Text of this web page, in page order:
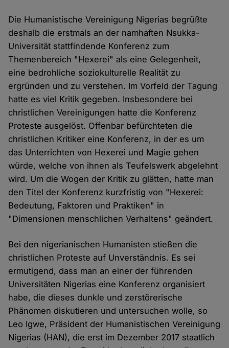
Die Humanistische Vereinigung Nigerias begrüßte
deshalb die erstmals an der namhaften Nsukka-
Universität stattfindende Konferenz zum
Themenbereich "Hexerei" als eine Gelegenheit,
eine bedrohliche soziokulturelle Realität zu
ergründen und zu verstehen. Im Vorfeld der Tagung
hatte es viel Kritik gegeben. Insbesondere bei
christlichen Vereinigungen hatte die Konferenz
Proteste ausgelöst. Offenbar befürchteten die
christlichen Kritiker eine Konferenz, in der es um
das Unterrichten von Hexerei und Magie gehen
würde, welche von ihnen als Teufelswerk abgelehnt
wird. Um die Wogen der Kritik zu glätten, hatte man
den Titel der Konferenz kurzfristig von "Hexerei:
Bedeutung, Faktoren und Praktiken" in
"Dimensionen menschlichen Verhaltens" geändert.
Bei den nigerianischen Humanisten stießen die
christlichen Proteste auf Unverständnis. Es sei
ermutigend, dass man an einer der führenden
Universitäten Nigerias eine Konferenz organisiert
habe, die dieses dunkle und zerstörerische
Phänomen diskutieren und untersuchen wolle, so
Leo Igwe, Präsident der Humanistischen Vereinigung
Nigerias (HAN), die erst im Dezember 2017 staatlich